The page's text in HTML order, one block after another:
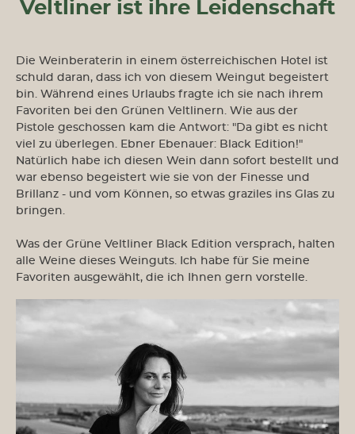
Veltliner ist ihre Leidenschaft
Die Weinberaterin in einem österreichischen Hotel ist
schuld daran, dass ich von diesem Weingut begeistert
bin. Während eines Urlaubs fragte ich sie nach ihrem
Favoriten bei den Grünen Veltlinern. Wie aus der
Pistole geschossen kam die Antwort: "Da gibt es nicht
viel zu überlegen. Ebner Ebenauer: Black Edition!"
Natürlich habe ich diesen Wein dann sofort bestellt und
war ebenso begeistert wie sie von der Finesse und
Brillanz - und vom Können, so etwas graziles ins Glas zu
bringen.
Was der Grüne Veltliner Black Edition versprach, halten
alle Weine dieses Weinguts. Ich habe für Sie meine
Favoriten ausgewählt, die ich Ihnen gern vorstelle.